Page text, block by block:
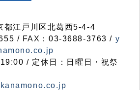
江戸川区北葛西5-4-4
/ FAX：03-3688-3763 / y
/ 定休日：日曜日・祝祭